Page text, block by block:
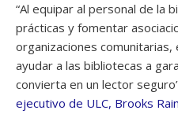
“Al equipar al personal de la
prácticas y fomentar
organizaciones
ayudar a las bibliotecas a
convierta en un lector
ejecutivo de ULC, Brooks